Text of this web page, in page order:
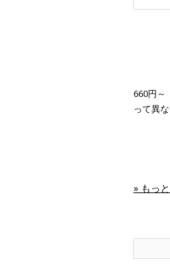
660円～
って異
» もっ